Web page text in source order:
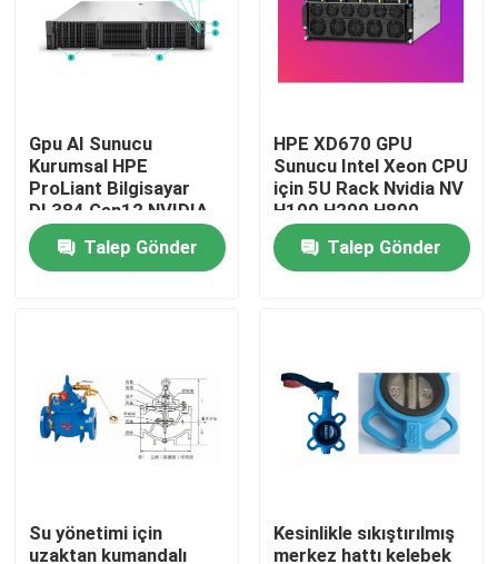
Evde
Videolar
Fabrika turu
Gpu AI Sunucu
Kurumsal HPE
ProLiant Bilgisayar
DL384 Gen12 NVIDIA
GH200 NVL2 Ücretsiz
Bilgisayar Özel Bulut
Rack montajı
Talep Gönder
HPE XD670 GPU
Sunucu Intel Xeon CPU
için 5U Rack Nvidia NV
H100 H200 H800
PCIE/SXM Nvlink AI
Süper Bilgisayar
Davası
Talep Gönder
Su yönetimi için
uzaktan kumandalı
Kesinlikle sıkıştırılmış
merkez hattı kelebek